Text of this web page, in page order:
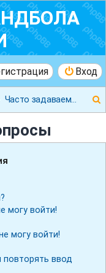
Вход
могу войти!
могу войти!
повторять ввод